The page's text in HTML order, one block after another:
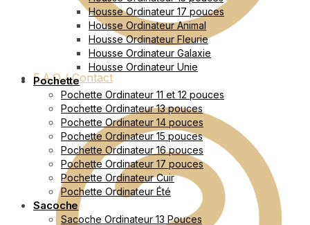
F.A.Q / Contact
Housse Ordinateur 17 pouces
Housse Ordinateur Animal
Housse Ordinateur Fleurie
Housse Ordinateur Galaxie
Housse Ordinateur Unie
Pochette
Pochette Ordinateur 11 et 12 pouces
Pochette Ordinateur 13 pouces
Pochette Ordinateur 14 pouces
Pochette Ordinateur 15 pouces
Pochette Ordinateur 16 pouces
Pochette Ordinateur 17 pouces
Pochette Ordinateur Cuir
Pochette Ordinateur Été
Sacoche
Sacoche Ordinateur 13 Pouces